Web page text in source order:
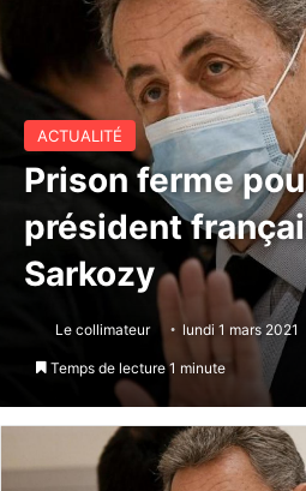
ACTUALITÉ
Prison ferme
président
Sarkozy
Le collimateur lundi 1 mars 2021
Temps de lecture 1 minute